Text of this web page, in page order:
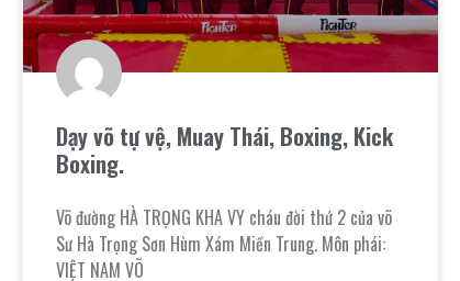
Dạy võ tự vệ, Muay Thái, Boxing, Kick
Boxing.
Võ đường HÀ TRỌNG KHA VY cháu đời thứ 2 của võ
Sư Hà Trọng Sơn Hùm Xám Miền Trung. Môn phái:
VIỆT NAM VÕ